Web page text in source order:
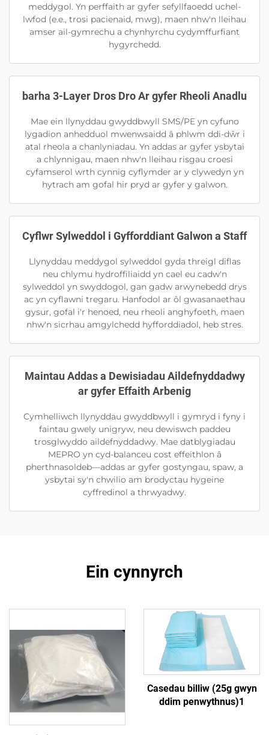
meddygol. Yn perffaith ar gyfer sefyllfaoedd uchel-
lwfod (e.e., trosi pacienaid, mwg), maen nhw'n lleihau
amser ail-gymrechu a chynhyrchu cydymffurfiant
hygyrchedd.
barha 3-Layer Dros Dro Ar gyfer Rheoli Anadlu
Mae ein llynyddau gwyddbwyll SMS/PE yn cyfuno
lygadion anhedduol mwenwsaidd â phlwm ddi-dŵr i
atal rheola a chanlyniadau. Yn addas ar gyfer ysbytai
a chlynnigau, maen nhw'n lleihau risgau croesi
cyfamserol wrth cynnig cyflymder ar y clywedyn yn
hytrach am gofal hir pryd ar gyfer y galwon.
Cyflwr Sylweddol i Gyfforddiant Galwon a Staff
Llynyddau meddygol sylweddol gyda threigl diflas
neu chlymu hydroffiliaidd yn cael eu cadw'n
sylweddol yn swyddogol, gan gadw arwynebedd drys
ac yn cyflawni tregaru. Hanfodol ar ôl gwasanaethau
gysur, gofal i'r henoed, neu rheoli anghyfoeth, maen
nhw'n sicrhau amgylchedd hyfforddiadol, heb stres.
Maintau Addas a Dewisiadau Aildefnyddadwy
ar gyfer Effaith Arbenig
Cymhelliwch llynyddau gwyddbwyll i gymryd i fyny i
faintau gwely unigryw, neu dewiswch paddeu
trosglwyddo aildefnyddadwy. Mae datblygiadau
MEPRO yn cyd-balanceu cost effeithlon â
pherthnasoldeb—addas ar gyfer gostyngau, spaw, a
ysbytai sy'n chwilio am brodyctau hygeine
cyffredinol a thrwyadwy.
Ein cynnyrch
Casedau billiw (25g gwyn
ddim penwythnus)1